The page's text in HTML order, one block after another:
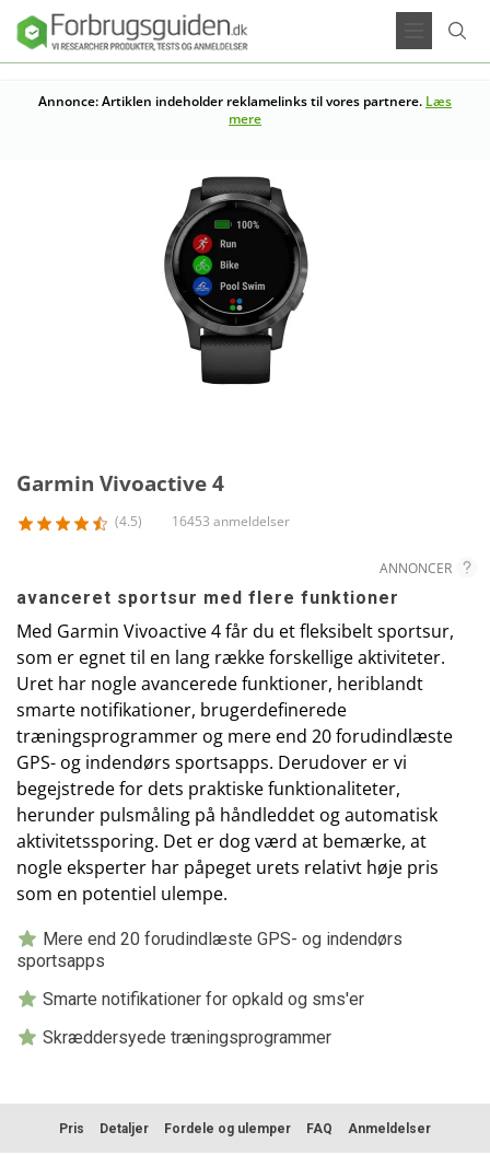
Annonce: Artiklen indeholder reklamelinks til vores partnere. Læs
mere
Garmin Vivoactive 4
(4.5) 16453 anmeldelser
ANNONCER
avanceret sportsur med flere funktioner
Med Garmin Vivoactive 4 får du et fleksibelt sportsur,
som er egnet til en lang række forskellige aktiviteter.
Uret har nogle avancerede funktioner, heriblandt
smarte notifikationer, brugerdefinerede
træningsprogrammer og mere end 20 forudindlæste
GPS- og indendørs sportsapps. Derudover er vi
begejstrede for dets praktiske funktionaliteter,
herunder pulsmåling på håndleddet og automatisk
aktivitetssporing. Det er dog værd at bemærke, at
nogle eksperter har påpeget urets relativt høje pris
som en potentiel ulempe.
Mere end 20 forudindlæste GPS- og indendørs
sportsapps
Smarte notifikationer for opkald og sms'er
Skræddersyede træningsprogrammer
Pris Detaljer Fordele og ulemper FAQ Anmeldelser